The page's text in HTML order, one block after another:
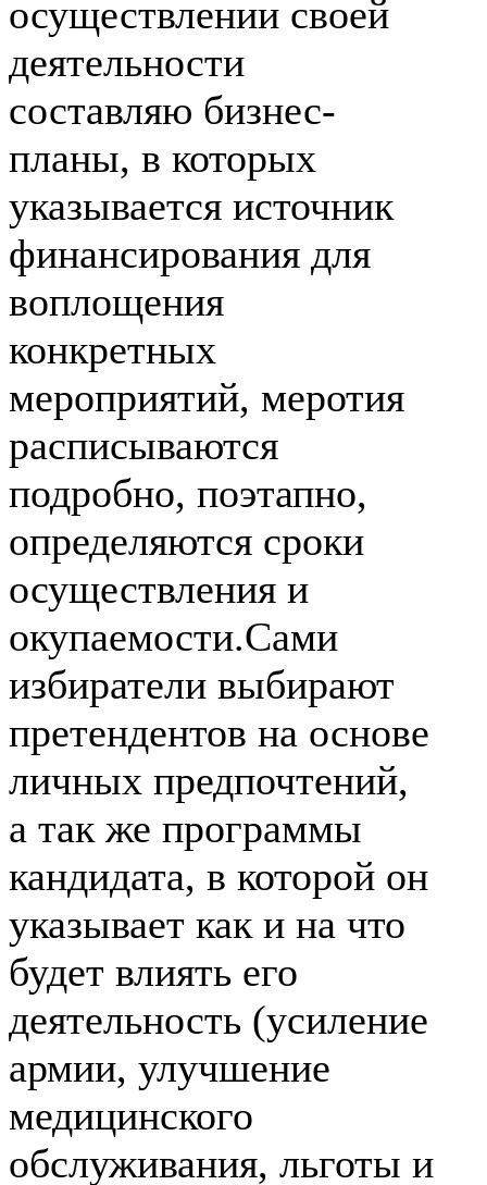
осуществлении своей
деятельности
составляю бизнес-
планы, в которых
указывается источник
финансирования для
воплощения
конкретных
мероприятий, меротия
расписываются
подробно, поэтапно,
определяются сроки
осуществления и
окупаемости.Сами
избиратели выбирают
претендентов на основе
личных предпочтений,
а так же программы
кандидата, в которой он
указывает как и на что
будет влиять его
деятельность (усиление
армии, улучшение
медицинского
обслуживания, льготы и